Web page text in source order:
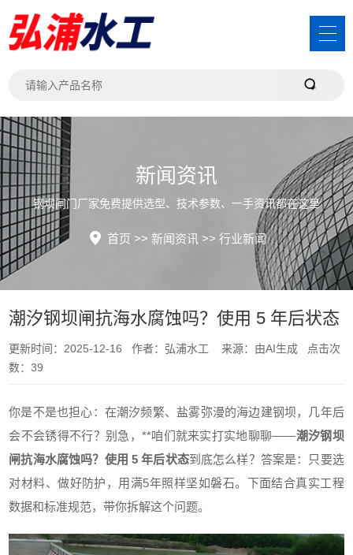
新闻资讯
钢坝闸门厂家免费提供选型、技术参数、一手资讯都在这里
首页 >> 新闻资讯 >> 行业新闻
潮汐钢坝闸抗海水腐蚀吗？使用 5 年后状态
更新时间：2025-12-16 作者：弘浦水工 来源：由AI生成 点击次
数：39
你是不是也担心：在潮汐频繁、盐雾弥漫的海边建钢坝，几年后
会不会锈得不行？别急，**咱们就来实打实地聊聊——潮汐钢坝
闸抗海水腐蚀吗？使用 5 年后状态到底怎么样？答案是：只要选
对材料、做好防护，用满5年照样坚如磐石。下面结合真实工程
数据和标准规范，带你拆解这个问题。